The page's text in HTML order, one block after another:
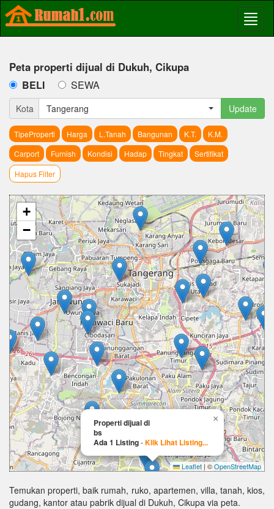
Peta properti dijual di Dukuh, Cikupa
BELI SEWA
Kota Tangerang Update
TipeProperti Harga L.Tanah Bangunan K.T.
K.M.
Carport
Furnish Kondisi Hadap Tingkat
Sertifikat
Hapus Filter
Properti dijual di
bs
Ada 1 Listing-Klik Lihat Listing...
×
+
−
Leaflet | ©OpenStreetMap
Temukan properti, baik rumah, ruko, apartemen, villa, tanah, kios,
gudang, kantor atau pabrik dijual di Dukuh, Cikupa via peta.